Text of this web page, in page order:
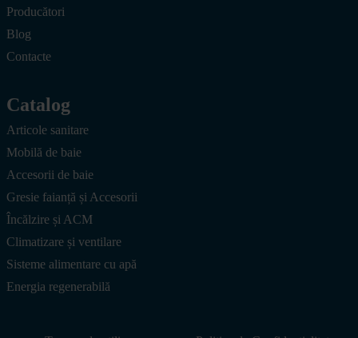
Producători
Blog
Contacte
Catalog
Articole sanitare
Mobilă de baie
Accesorii de baie
Gresie faianță și Accesorii
Încălzire și ACM
Climatizare și ventilare
Sisteme alimentare cu apă
Energia regenerabilă